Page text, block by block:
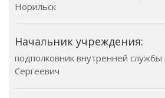
Норильск
Начальник учреждения:
подполковник внутренней
Сергеевич